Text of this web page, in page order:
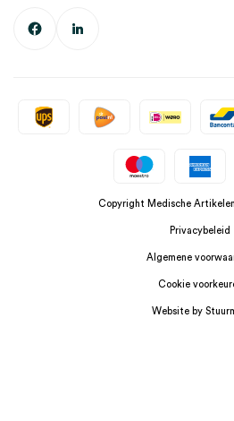
Copyright Medische Artikelen
Privacybeleid
Algemene
Cookie
Website by